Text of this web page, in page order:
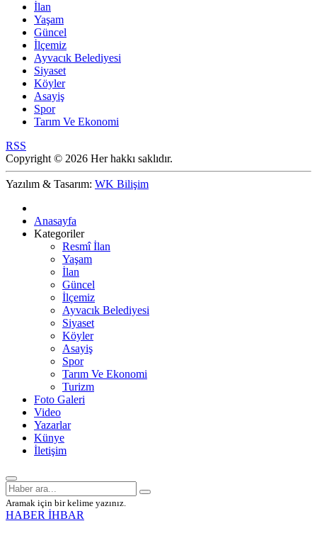
İlan
Yaşam
Güncel
İlçemiz
Ayvacık Belediyesi
Siyaset
Köyler
Asayiş
Spor
Tarım Ve Ekonomi
RSS
Copyright © 2026 Her hakkı saklıdır.
Yazılım & Tasarım: WK Bilişim
Anasayfa
Kategoriler
Resmî İlan
Yaşam
İlan
Güncel
İlçemiz
Ayvacık Belediyesi
Siyaset
Köyler
Asayiş
Spor
Tarım Ve Ekonomi
Turizm
Foto Galeri
Video
Yazarlar
Künye
İletişim
Aramak için bir kelime yazınız.
HABER İHBAR